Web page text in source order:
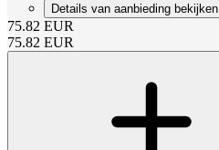
Details van aanbieding bekijken
75.82 EUR
75.82 EUR